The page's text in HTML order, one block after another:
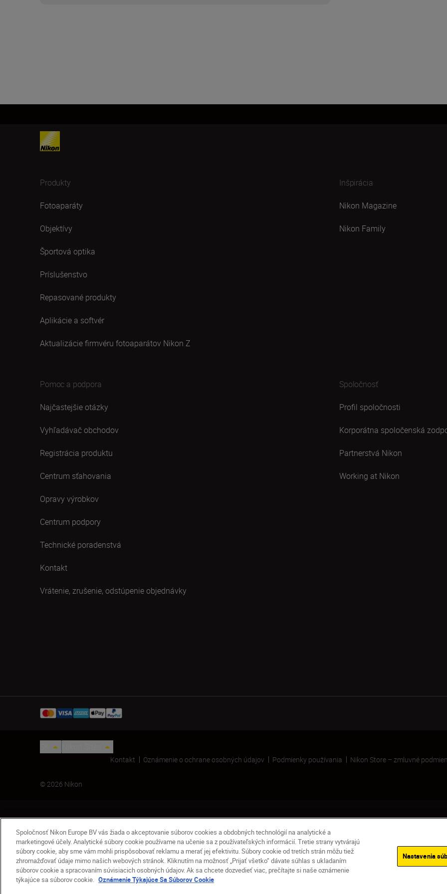
Kryt objektívu LC-67
16,15 €19,00 €
Na sklade
Produkty
Fotoaparáty
Objektívy
Športová optika
Príslušenstvo
Repasované produkty
Aplikácie a softvér
Aktualizácie firmvéru fotoaparátov Nikon Z
Inšpirácia
Nikon Magazine
Nikon Family
Pomoc a podpora
Najčastejšie otázky
Vyhľadávač obchodov
Registrácia produktu
Centrum sťahovania
Opravy výrobkov
Centrum podpory
Technické poradenstvá
Kontakt
Vrátenie, zrušenie, odstúpenie objednávky
Spoločnosť
Profil spoločnosti
Korporátna spoločenská
Partnerstvá Nikon
Working at Nikon
Kontakt Oznámenie o ochrane osobných údajov Podmienky používania Nikon Store – zmluvné
© 2026 Nikon
Spoločnosť Nikon Europe BV vás žiada o akceptovanie súborov cookies a obdobných technológií na analytické a
marketingové účely. Analytické súbory cookie používame na učenie sa z používateľských informácií. Tretie strany vytvárajú
súbory cookie, aby sme vám mohli prispôsobovať reklamu a merať jej efektivitu. Súbory cookie od tretích strán môžu tiež
zhromažďovať údaje mimo našich webových stránok. Kliknutím na možnosť „Prijať všetko“ dávate súhlas s ukladaním
súborov cookie a spracovaním súvisiacich osobných údajov. Ak sa chcete dozvedieť viac, prečítajte si naše oznámenie
týkajúce sa súborov cookie. Oznámenie Týkajúce Sa Súborov Cookie
Nastavenia